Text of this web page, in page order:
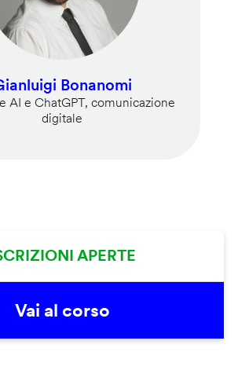
Bonanomi
AI e ChatGPT, comunicazione
digitale
APERTE
Vai al corso